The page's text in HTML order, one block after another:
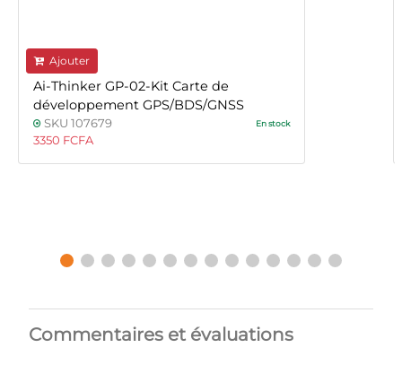
Ajouter
Ai-Thinker GP-02-Kit Carte de
développement GPS/BDS/GNSS
SKU 107679 En stock
3350 FCFA
Commentaires et évaluations